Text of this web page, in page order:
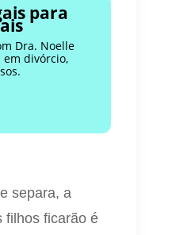
para
Dra. Noelle
em divórcio,
separa, a
filhos ficarão é